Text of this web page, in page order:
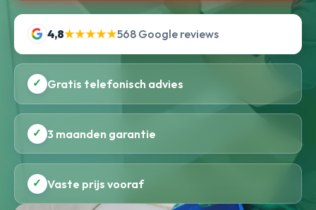
4,8★★★★★568 Google reviews
✓ Gratis telefonisch advies
✓ 3 maanden garantie
✓ Vaste prijs vooraf